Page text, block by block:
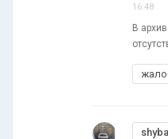
16:48
В